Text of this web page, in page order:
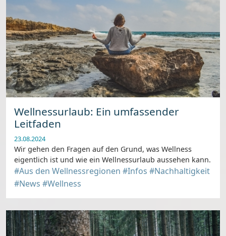
Wellnessurlaub: Ein umfassender
Leitfaden
23.08.2024
Wir gehen den Fragen auf den Grund, was Wellness
eigentlich ist und wie ein Wellnessurlaub aussehen kann.
#Aus den Wellnessregionen #Infos #Nachhaltigkeit
#News #Wellness